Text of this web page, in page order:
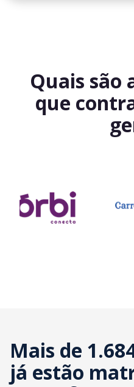
Quais são
que
Mais de
já estão